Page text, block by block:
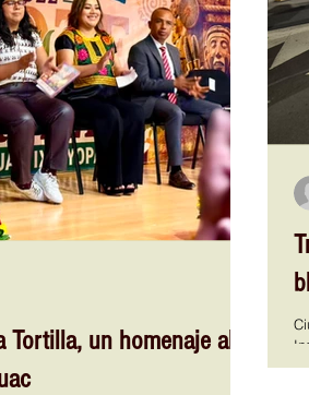
Tortilla, un homenaje al